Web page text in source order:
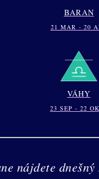
BARAN
21 MAR - 20
VÁHY
23 SEP - 22
nájdete